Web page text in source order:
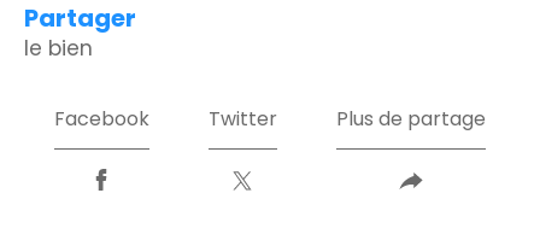
partager
le bien
Facebook Twitter Plus de partage